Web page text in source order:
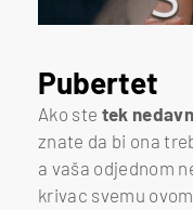
Pubertet
Ako ste tek
znate da bi ona
a vaša odjednom
krivac svemu